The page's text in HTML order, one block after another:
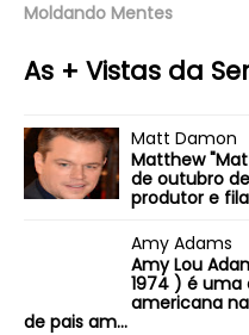
Moldando Mentes
As + Vistas da
Matt Damon
Matthew
de outubro
produtor e
Amy Adams
Amy Lou
1974 ) é
americana
de pais am...